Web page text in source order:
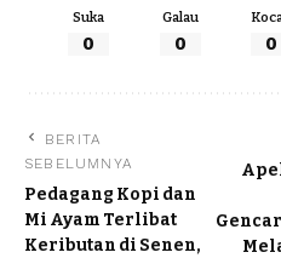
Suka
0
Galau
0 0
BERITA
SEBELUMNYA
Pedagang Kopi dan
Mi Ayam Terlibat
Keributan di Senen,